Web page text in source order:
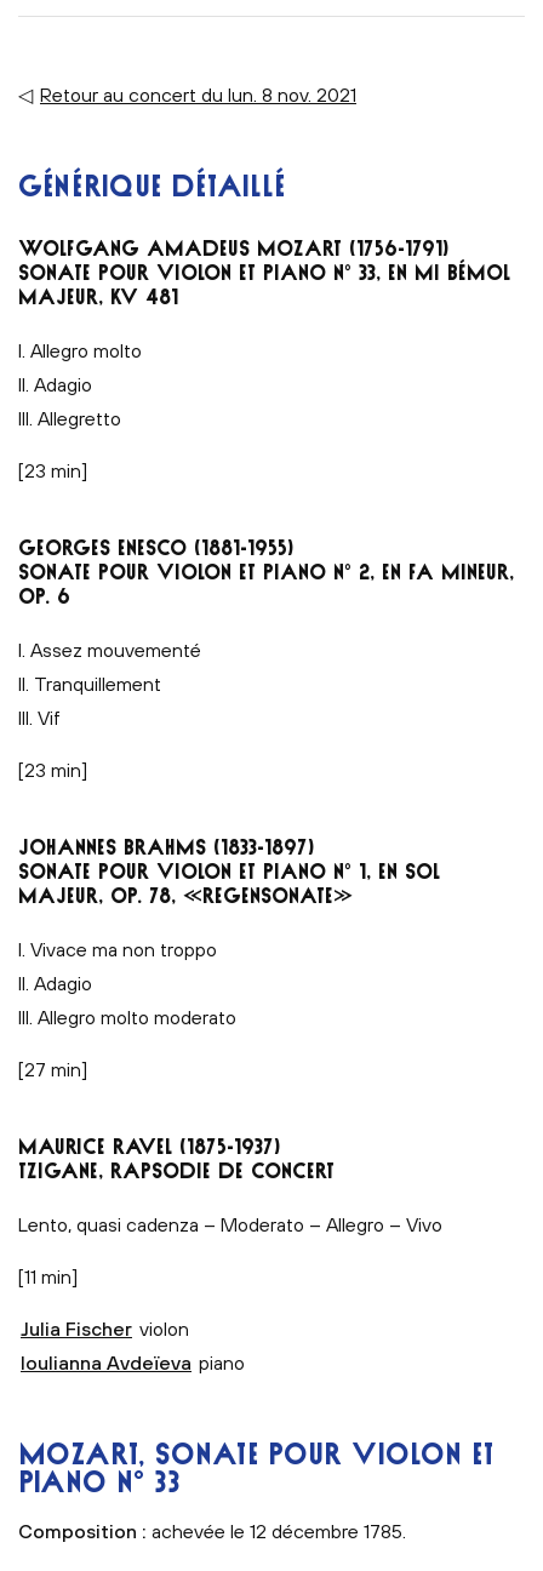
◁ Retour au concert du lun. 8 nov. 2021
GÉNÉRIQUE DÉTAILLÉ
WOLFGANG AMADEUS MOZART (1756-1791)
SONATE POUR VIOLON ET PIANO N° 33, EN MI BÉMOL
MAJEUR, KV 481
I. Allegro molto
II. Adagio
III. Allegretto
[23 min]
GEORGES ENESCO (1881-1955)
SONATE POUR VIOLON ET PIANO N° 2, EN FA MINEUR,
OP. 6
I. Assez mouvementé
II. Tranquillement
III. Vif
[23 min]
JOHANNES BRAHMS (1833-1897)
SONATE POUR VIOLON ET PIANO N° 1, EN SOL
MAJEUR, OP. 78, «REGENSONATE»
I. Vivace ma non troppo
II. Adagio
III. Allegro molto moderato
[27 min]
MAURICE RAVEL (1875-1937)
TZIGANE, RAPSODIE DE CONCERT
Lento, quasi cadenza – Moderato – Allegro – Vivo
[11 min]
Julia Fischer violon
Ioulianna Avdeïeva piano
MOZART, SONATE POUR VIOLON ET
PIANO N° 33
Composition : achevée le 12 décembre 1785.